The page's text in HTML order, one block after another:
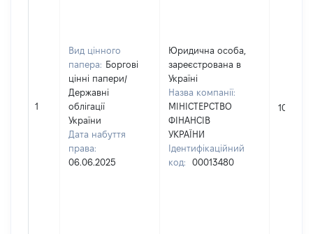
1
Вид цінного
папера: Боргові
цінні папери/
Державні
облігації
України
Дата набуття
права:
06.06.2025
Юридична особа,
зареєстрована в
Україні
Назва компанії:
МІНІСТЕРСТВО
ФІНАНСІВ
УКРАЇНИ
Ідентифікаційний
код:
00013480
10825